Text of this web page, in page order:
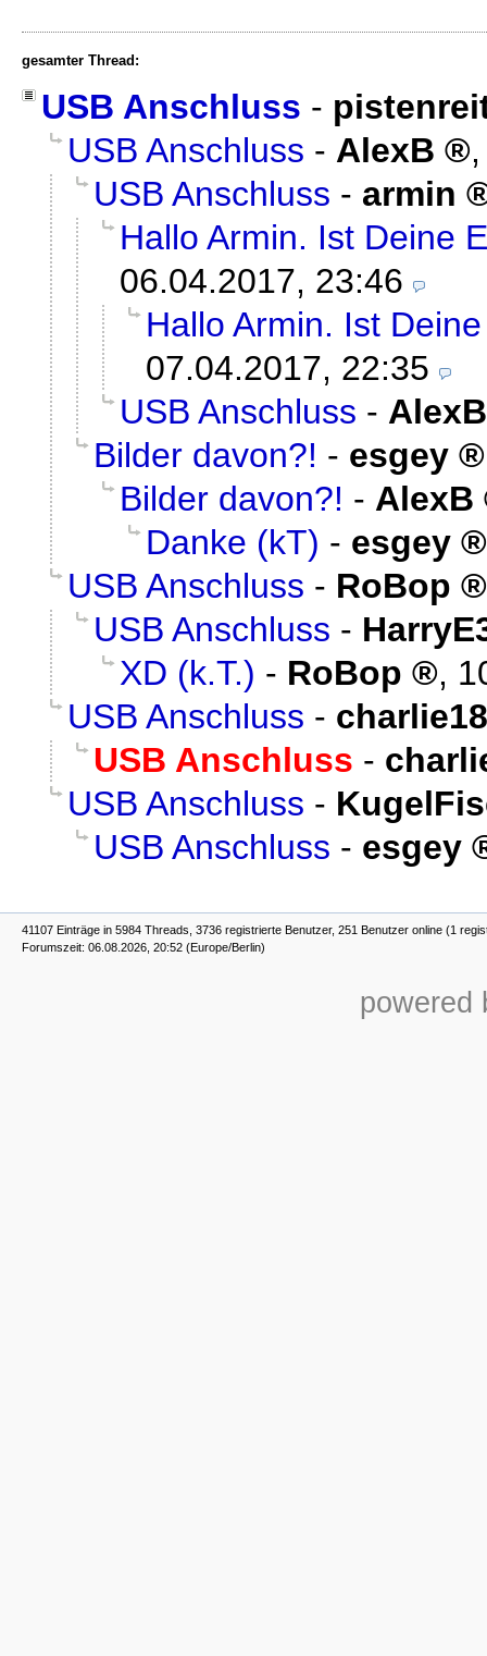
gesamter Thread:
USB Anschluss -
USB Anschluss - AlexB
USB Anschluss - armin
Hallo Armin. Ist Deine
06.04.2017, 23:46
Hallo Armin. Ist
07.04.2017, 22:35
USB Anschluss - AlexB
Bilder davon?! - esgey
Bilder davon?! - AlexB
Danke (kT) - esgey
USB Anschluss - RoBop
USB Anschluss -
XD (k.T.) - RoBop ,
USB Anschluss -
USB Anschluss -
USB Anschluss -
USB Anschluss - esgey
41107 Einträge in 5984 Threads, 3736 registrierte Benutzer, 251 Benutzer online (1
Forumszeit: 06.08.2026, 20:52 (Europe/Berlin)
powered